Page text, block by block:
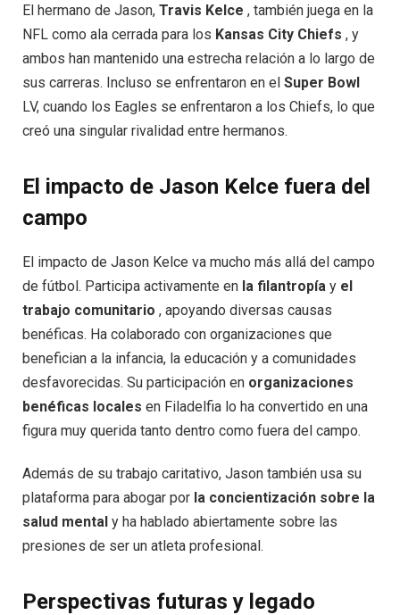
El hermano de Jason, Travis Kelce , también juega en la
NFL como ala cerrada para los Kansas City Chiefs , y
ambos han mantenido una estrecha relación a lo largo de
sus carreras. Incluso se enfrentaron en el Super Bowl
LV, cuando los Eagles se enfrentaron a los Chiefs, lo que
creó una singular rivalidad entre hermanos.
El impacto de Jason Kelce fuera del
campo
El impacto de Jason Kelce va mucho más allá del campo
de fútbol. Participa activamente en la filantropía y el
trabajo comunitario , apoyando diversas causas
benéficas. Ha colaborado con organizaciones que
benefician a la infancia, la educación y a comunidades
desfavorecidas. Su participación en organizaciones
benéficas locales en Filadelfia lo ha convertido en una
figura muy querida tanto dentro como fuera del campo.
Además de su trabajo caritativo, Jason también usa su
plataforma para abogar por la concientización sobre la
salud mental y ha hablado abiertamente sobre las
presiones de ser un atleta profesional.
Perspectivas futuras y legado